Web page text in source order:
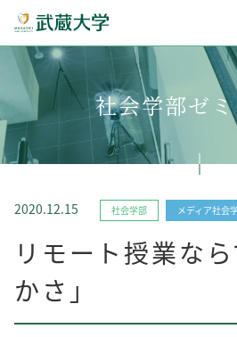
社会学部ゼ
2020.12.15 社会学部 メディア社会
リモート授業な
かさ」